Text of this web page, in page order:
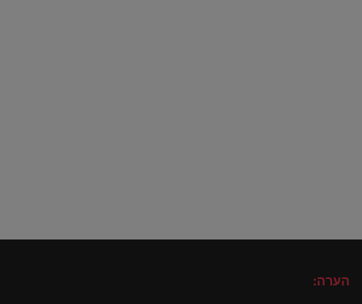
הערה: